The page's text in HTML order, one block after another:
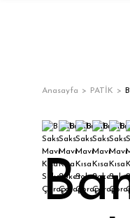
Anasayfa PATİK